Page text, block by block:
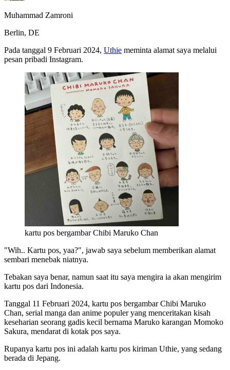
Muhammad Zamroni
Berlin, DE
Pada tanggal 9 Februari 2024, Uthie meminta alamat saya melalui
pesan pribadi Instagram.
kartu pos bergambar Chibi Maruko Chan
"Wih.. Kartu pos, yaa?", jawab saya sebelum memberikan alamat
sembari menebak niatnya.
Tebakan saya benar, namun saat itu saya mengira ia akan mengirim
kartu pos dari Indonesia.
Tanggal 11 Februari 2024, kartu pos bergambar Chibi Maruko
Chan, serial manga dan anime populer yang menceritakan kisah
keseharian seorang gadis kecil bernama Maruko karangan Momoko
Sakura, mendarat di kotak pos saya.
Rupanya kartu pos ini adalah kartu pos kiriman Uthie, yang sedang
berada di Jepang.